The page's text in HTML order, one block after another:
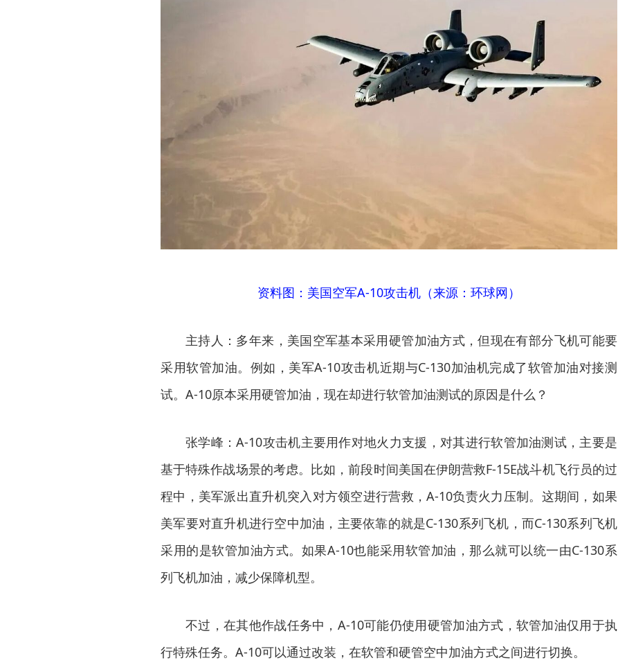
资料图：美国空军A-10攻击机（来源：环球网）
主持人：多年来，美国空军基本采用硬管加油方式，但现在有部分飞机可能要
采用软管加油。例如，美军A-10攻击机近期与C-130加油机完成了软管加油对接测
试。A-10原本采用硬管加油，现在却进行软管加油测试的原因是什么？
张学峰：A-10攻击机主要用作对地火力支援，对其进行软管加油测试，主要是
基于特殊作战场景的考虑。比如，前段时间美国在伊朗营救F-15E战斗机飞行员的过
程中，美军派出直升机突入对方领空进行营救，A-10负责火力压制。这期间，如果
美军要对直升机进行空中加油，主要依靠的就是C-130系列飞机，而C-130系列飞机
采用的是软管加油方式。如果A-10也能采用软管加油，那么就可以统一由C-130系
列飞机加油，减少保障机型。
不过，在其他作战任务中，A-10可能仍使用硬管加油方式，软管加油仅用于执
行特殊任务。A-10可以通过改装，在软管和硬管空中加油方式之间进行切换。